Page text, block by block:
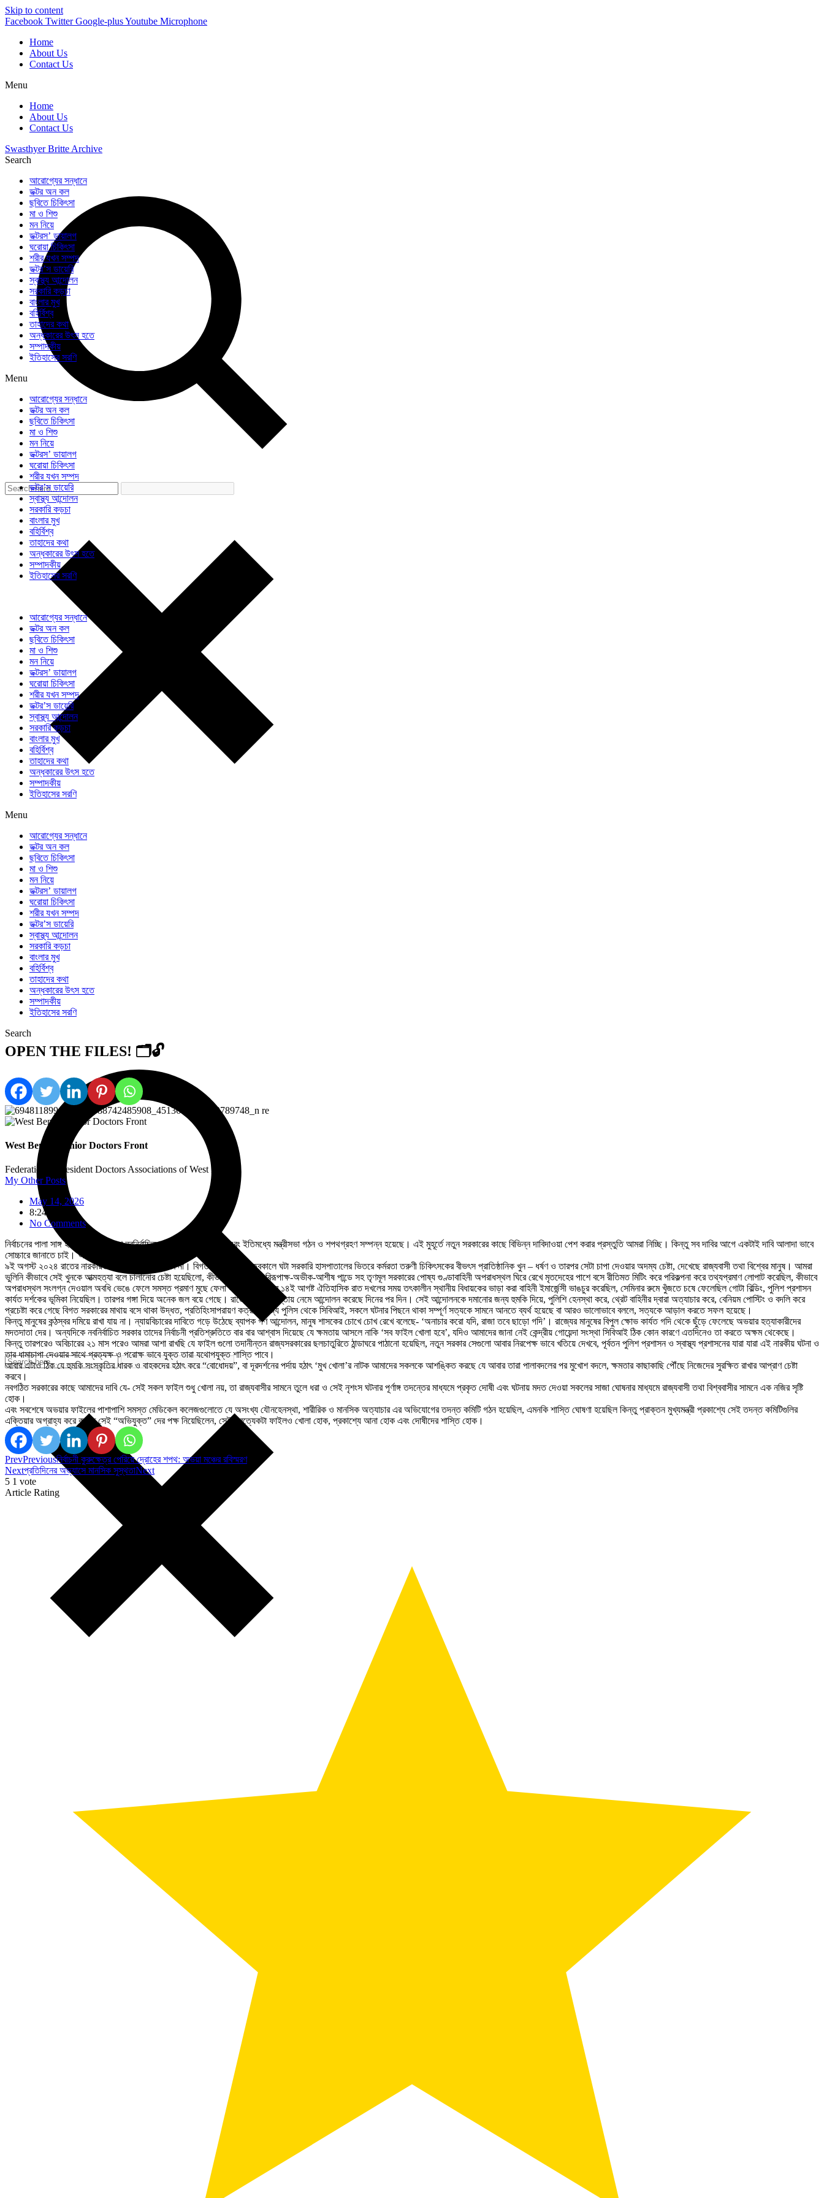
Skip to content
Facebook Twitter Google-plusYoutube Microphone
Home
About Us
Contact Us
Menu
Home
About Us
Contact Us
Swasthyer Britte Archive
Search
আরোগ্যের সন্ধানে
ডক্টর অন কল
ছবিতে চিকিৎসা
মা ও শিশু
মন নিয়ে
ডক্টরস’ ডায়ালগ
ঘরোয়া চিকিৎসা
শরীর যখন সম্পদ
ডক্টর’স ডায়েরি
স্বাস্থ্য আন্দোলন
সরকারি কড়চা
বাংলার মুখ
বহির্বিশ্ব
তাহাদের কথা
অন্ধকারের উৎস হতে
সম্পাদকীয়
ইতিহাসের সরণি
Menu
আরোগ্যের সন্ধানে
ডক্টর অন কল
ছবিতে চিকিৎসা
মা ও শিশু
মন নিয়ে
ডক্টরস’ ডায়ালগ
ঘরোয়া চিকিৎসা
শরীর যখন সম্পদ
ডক্টর’স ডায়েরি
স্বাস্থ্য আন্দোলন
সরকারি কড়চা
বাংলার মুখ
বহির্বিশ্ব
তাহাদের কথা
অন্ধকারের উৎস হতে
সম্পাদকীয়
ইতিহাসের সরণি
আরোগ্যের সন্ধানে
ডক্টর অন কল
ছবিতে চিকিৎসা
মা ও শিশু
মন নিয়ে
ডক্টরস’ ডায়ালগ
ঘরোয়া চিকিৎসা
শরীর যখন সম্পদ
ডক্টর’স ডায়েরি
স্বাস্থ্য আন্দোলন
সরকারি কড়চা
বাংলার মুখ
বহির্বিশ্ব
তাহাদের কথা
অন্ধকারের উৎস হতে
সম্পাদকীয়
ইতিহাসের সরণি
Menu
আরোগ্যের সন্ধানে
ডক্টর অন কল
ছবিতে চিকিৎসা
মা ও শিশু
মন নিয়ে
ডক্টরস’ ডায়ালগ
ঘরোয়া চিকিৎসা
শরীর যখন সম্পদ
ডক্টর’স ডায়েরি
স্বাস্থ্য আন্দোলন
সরকারি কড়চা
বাংলার মুখ
বহির্বিশ্ব
তাহাদের কথা
অন্ধকারের উৎস হতে
সম্পাদকীয়
ইতিহাসের সরণি
Search
OPEN THE FILES! 🗂️🔓
West Bengal Junior Doctors Front
Federation of Resident Doctors Associations of West Bengal
My Other Posts
May 14, 2026
8:24 am
No Comments
নির্বাচনের পালা সাঙ্গ হয়ে নতুন জনাদেশে নবনির্বাচিত সরকার ক্ষমতায় বসেছে এবং ইতিমধ্যে মন্ত্রীসভা গঠন ও শপথগ্রহণ সম্পন্ন হয়েছে। এই মুহূর্তে নতুন সরকারের কাছে বিভিন্ন দাবিদাওয়া পেশ করার প্রস্তুতি আমরা নিচ্ছি। কিন্তু সব দাবির আগে একটাই দাবি আলাদা ভাবে
সোচ্চারে জানাতে চাই। আর সেটা হল অভয়ার ন্যায়বিচার!
৯ই অগস্ট ২০২৪ রাতের নারকীয়তা কেউ ভোলেনি, ভুলবে না। বিগত সরকারের রাজত্বকালে ঘটা সরকারি হাসপাতালের ভিতরে কর্মরতা তরুণী চিকিৎসকের বীভৎস প্রাতিষ্ঠানিক খুন – ধর্ষণ ও তারপর সেটা চাপা দেওয়ার অদম্য চেষ্টা, দেখেছে রাজ্যবাসী তথা বিশ্বের মানুষ। আমরা
ভুলিনি কীভাবে সেই খুনকে আত্মহত্যা বলে চালানোর চেষ্টা হয়েছিলো, কীভাবে সন্দীপ ঘোষ-বিরূপাক্ষ-অভীক-আশীষ পান্ডে সহ তৃণমূল সরকারের পোষ্য গুণ্ডাবাহিনী অপরাধস্থল ঘিরে রেখে মৃতদেহের পাশে বসে রীতিমত মিটিং করে পরিকল্পনা করে তথ্যপ্রমাণ লোপাট করেছিল, কীভাবে
অপরাধস্থল সংলগ্ন দেওয়াল অবধি ভেঙে ফেলে সমস্ত প্রমাণ মুছে ফেলা হয়েছিল, কীভাবে ১৪ই আগষ্ট ঐতিহাসিক রাত দখলের সময় তৎকালীন স্থানীয় বিধায়কের ভাড়া করা বাহিনী ইমার্জেন্সী ভাঙচুর করেছিল, সেমিনার রুমে খুঁজতে চষে ফেলেছিল গোটা বিল্ডিং, পুলিশ প্রশাসন
কার্যত দর্শকের ভূমিকা নিয়েছিল। তারপর গঙ্গা দিয়ে অনেক জল বয়ে গেছে। রাজ্যের মানুষ রাস্তায় নেমে আন্দোলন করেছে দিনের পর দিন। সেই আন্দোলনকে দমানোর জন্য হুমকি দিয়ে, পুলিশি হেনস্থা করে, থ্রেট বাহিনীর দ্বারা অত্যাচার করে, বেনিয়ম পোস্টিং ও বদলি করে
প্রচেষ্টা করে গেছে বিগত সরকারের মাথায় বসে থাকা উদ্ধত, প্রতিহিংসাপরায়ণ কর্ত্রী। রাজ্য পুলিস থেকে সিবিআই, সকলে ঘটনার পিছনে থাকা সম্পূর্ণ সত্যকে সামনে আনতে ব্যর্থ হয়েছে বা আরও ভালোভাবে বললে, সত্যকে আড়াল করতে সফল হয়েছে।
কিন্তু মানুষের কন্ঠস্বর দমিয়ে রাখা যায় না। ন্যায়বিচারের দাবিতে গড়ে উঠেছে ব্যাপক গণ আন্দোলন, মানুষ শাসকের চোখে চোখ রেখে বলেছে- ‘অনাচার করো যদি, রাজা তবে ছাড়ো গদি’। রাজ্যের মানুষের বিপুল ক্ষোভ কার্যত গদি থেকে ছুঁড়ে ফেলেছে অভয়ার হত্যাকারীদের
মদতদাতা দের। অন্যদিকে নবনির্বাচিত সরকার তাদের নির্বাচনী প্রতিশ্রুতিতে বার বার আশ্বাস দিয়েছে যে ক্ষমতায় আসলে নাকি ‘সব ফাইল খোলা হবে’, যদিও আমাদের জানা নেই কেন্দ্রীয় গোয়েন্দা সংস্থা সিবিআই ঠিক কোন কারণে এতদিনেও তা করতে অক্ষম থেকেছে।
কিন্তু তারপরেও অবিচারের ২১ মাস পরেও আমরা আশা রাখছি যে ফাইল গুলো তদানীন্তন রাজ্যসরকারের ছলচাতুরিতে ঠান্ডাঘরে পাঠানো হয়েছিল, নতুন সরকার সেগুলো আবার নিরপেক্ষ ভাবে খতিয়ে দেখবে, পূর্বতন পুলিশ প্রশাসন ও স্বাস্থ্য প্রশাসনের যারা যারা এই নারকীয় ঘটনা ও
তার ধামাচাপা দেওয়ার সাথে প্রত্যক্ষ ও পরোক্ষ ভাবে যুক্ত তারা যথোপযুক্ত শাস্তি পাবে।
আবার এটাও ঠিক যে হুমকি সংস্কৃতির ধারক ও বাহকদের হঠাৎ করে “বোধোদয়”, বা দূরদর্শনের পর্দায় হঠাৎ ‘মুখ খোলা’র নাটক আমাদের সকলকে আশঙ্কিত করছে যে আবার তারা পালাবদলের পর মুখোশ বদলে, ক্ষমতার কাছাকাছি পৌঁছে নিজেদের সুরক্ষিত রাখার আপ্রাণ চেষ্টা
করবে।
নবগঠিত সরকারের কাছে আমাদের দাবি যে- সেই সকল ফাইল শুধু খোলা নয়, তা রাজ্যবাসীর সামনে তুলে ধরা ও সেই নৃশংস ঘটনার পূর্ণাঙ্গ তদন্তের মাধ্যমে প্রকৃত দোষী এবং ঘটনায় মদত দেওয়া সকলের সাজা ঘোষনার মাধ্যমে রাজ্যবাসী তথা বিশ্ববাসীর সামনে এক নজির সৃষ্টি
হোক।
এবং সবশেষে অভয়ার ফাইলের পাশাপাশি সমস্ত মেডিকেল কলেজগুলোতে যে অসংখ্য যৌনহেনস্থা, শারীরিক ও মানসিক অত্যাচার এর অভিযোগের তদন্ত কমিটি গঠন হয়েছিল, এমনকি শাস্তি ঘোষণা হয়েছিল কিন্তু প্রাক্তন মুখ্যমন্ত্রী প্রকাশ্যে সেই তদন্ত কমিটিগুলির
এক্তিয়ার অগ্রাহ্য করে কার্যত সেই “অভিযুক্ত” দের পক্ষ নিয়েছিলেন, সেই প্রত্যেকটা ফাইলও খোলা হোক, প্রকাশ্যে আনা হোক এবং দোষীদের শাস্তি হোক।
PrevPreviousনির্বাচনী কুরুক্ষেত্র পেরিয়ে দ্রোহের শপথ: অভয়া মঞ্চের রবিস্মরণ
Nextপ্রতিদিনের অভ্যাসে মানসিক সুস্থতাNext
5 1 vote
Article Rating